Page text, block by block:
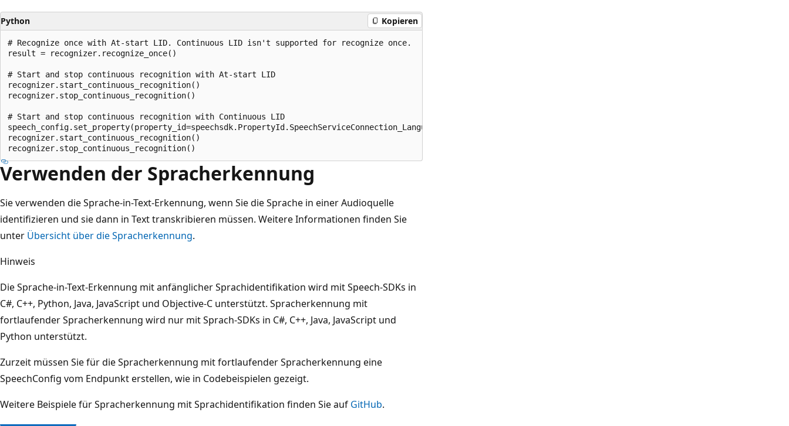
Python Kopieren
# Recognize once with At-start LID. Continuous LID isn't supported for recognize once.
result = recognizer.recognize_once()
# Start and stop continuous recognition with At-start LID
recognizer.start_continuous_recognition()
recognizer.stop_continuous_recognition()
# Start and stop continuous recognition with Continuous LID
speech_config.set_property(property_id=speechsdk.PropertyId.SpeechServiceConnection_LanguageIdMode, value='Continuous')
recognizer.start_continuous_recognition()
Verwenden der Spracherkennung
Sie verwenden die Sprache-in-Text-Erkennung, wenn Sie die Sprache in einer Audioquelle
identifizieren und sie dann in Text transkribieren müssen. Weitere Informationen finden Sie
unter Übersicht über die Spracherkennung.
Hinweis
Die Sprache-in-Text-Erkennung mit anfänglicher Sprachidentifikation wird mit Speech-SDKs in
C#, C++, Python, Java, JavaScript und Objective-C unterstützt. Spracherkennung mit
fortlaufender Spracherkennung wird nur mit Sprach-SDKs in C#, C++, Java, JavaScript und
Python unterstützt.
Zurzeit müssen Sie für die Spracherkennung mit fortlaufender Spracherkennung eine
SpeechConfig vom Endpunkt erstellen, wie in Codebeispielen gezeigt.
Weitere Beispiele für Spracherkennung mit Sprachidentifikation finden Sie auf GitHub.